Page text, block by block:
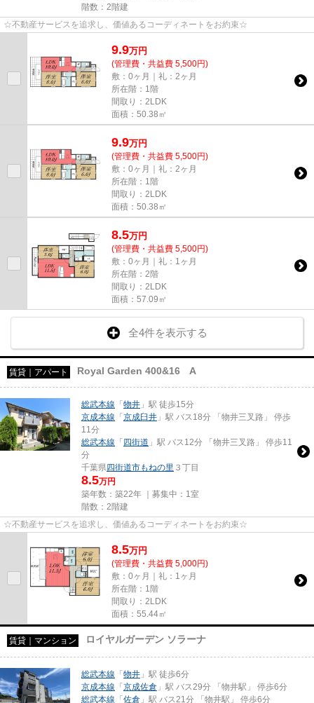
階数：2階建
☆不動産サービスを追求し、価値あるコーディネートをお約束☆
9.9万円
(管理費・共益費 5,500円)
敷：0ヶ月｜礼：2ヶ月
所在階：1階
間取り：2LDK
面積：50.38㎡
9.9万円
(管理費・共益費 5,500円)
敷：0ヶ月｜礼：2ヶ月
所在階：1階
間取り：2LDK
面積：50.38㎡
8.5万円
(管理費・共益費 5,500円)
敷：0ヶ月｜礼：1ヶ月
所在階：2階
間取り：2LDK
面積：57.09㎡
全4件を表示する
賃貸｜アパート Royal Garden 400&16 A
総武本線 「物井 」駅 徒歩15分
京成本線 「京成臼井 」駅 バス18分 「物井三叉路」 停歩
11分
総武本線 「四街道 」駅 バス12分 「物井三叉路」 停歩11
分
千葉県四街道市もねの里 ３丁目
8.5万円
築年数：築22年 ｜募集中： 1室
階数：2階建
☆不動産サービスを追求し、価値あるコーディネートをお約束☆
8.5万円
(管理費・共益費 5,000円)
敷：0ヶ月｜礼：1ヶ月
所在階：1階
間取り：2LDK
面積：55.44㎡
賃貸｜マンション ロイヤルガーデン ソラーナ
総武本線 「物井 」駅 徒歩6分
京成本線 「京成佐倉 」駅 バス29分 「物井駅」 停歩6分
総武本線 「佐倉 」駅 バス21分 「物井駅」 停歩6分